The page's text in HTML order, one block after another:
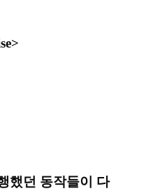
했던 동작들이 다